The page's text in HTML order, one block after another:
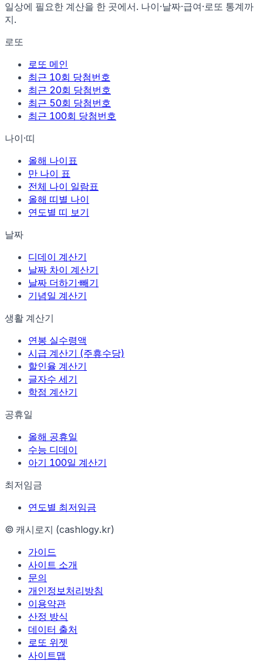
일상에 필요한 계산을 한 곳에서. 나이·날짜·급여·로또 통계까
지.
로또
로또 메인
최근 10회 당첨번호
최근 20회 당첨번호
최근 50회 당첨번호
최근 100회 당첨번호
나이·띠
올해 나이표
만 나이 표
전체 나이 일람표
올해 띠별 나이
연도별 띠 보기
날짜
디데이 계산기
날짜 차이 계산기
날짜 더하기·빼기
기념일 계산기
생활 계산기
연봉 실수령액
시급 계산기 (주휴수당)
할인율 계산기
글자수 세기
학점 계산기
공휴일
올해 공휴일
수능 디데이
아기 100일 계산기
최저임금
연도별 최저임금
© 캐시로지 (cashlogy.kr)
가이드
사이트 소개
문의
개인정보처리방침
이용약관
산정 방식
데이터 출처
로또 위젯
사이트맵